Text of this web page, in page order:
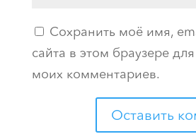
Сохранить моё имя,
сайта в этом браузере
моих комментариев.